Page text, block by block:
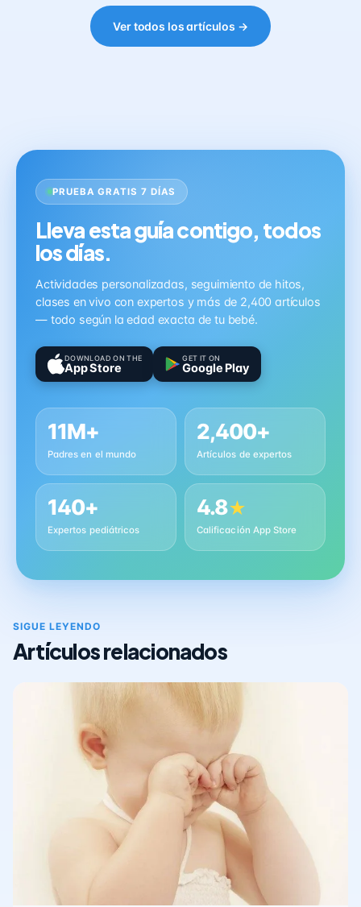
Ver todos los artículos →
PRUEBA GRATIS 7 DÍAS
Lleva esta guía contigo, todos
los días.
Actividades personalizadas, seguimiento de hitos,
clases en vivo con expertos y más de 2,400 artículos
— todo según la edad exacta de tu bebé.
DOWNLOAD ON THE
App Store
GET IT ON
Google Play
11M+
Padres en el mundo
2,400+
Artículos de expertos
140+
Expertos pediátricos
4.8★
Calificación App Store
SIGUE LEYENDO
Artículos relacionados